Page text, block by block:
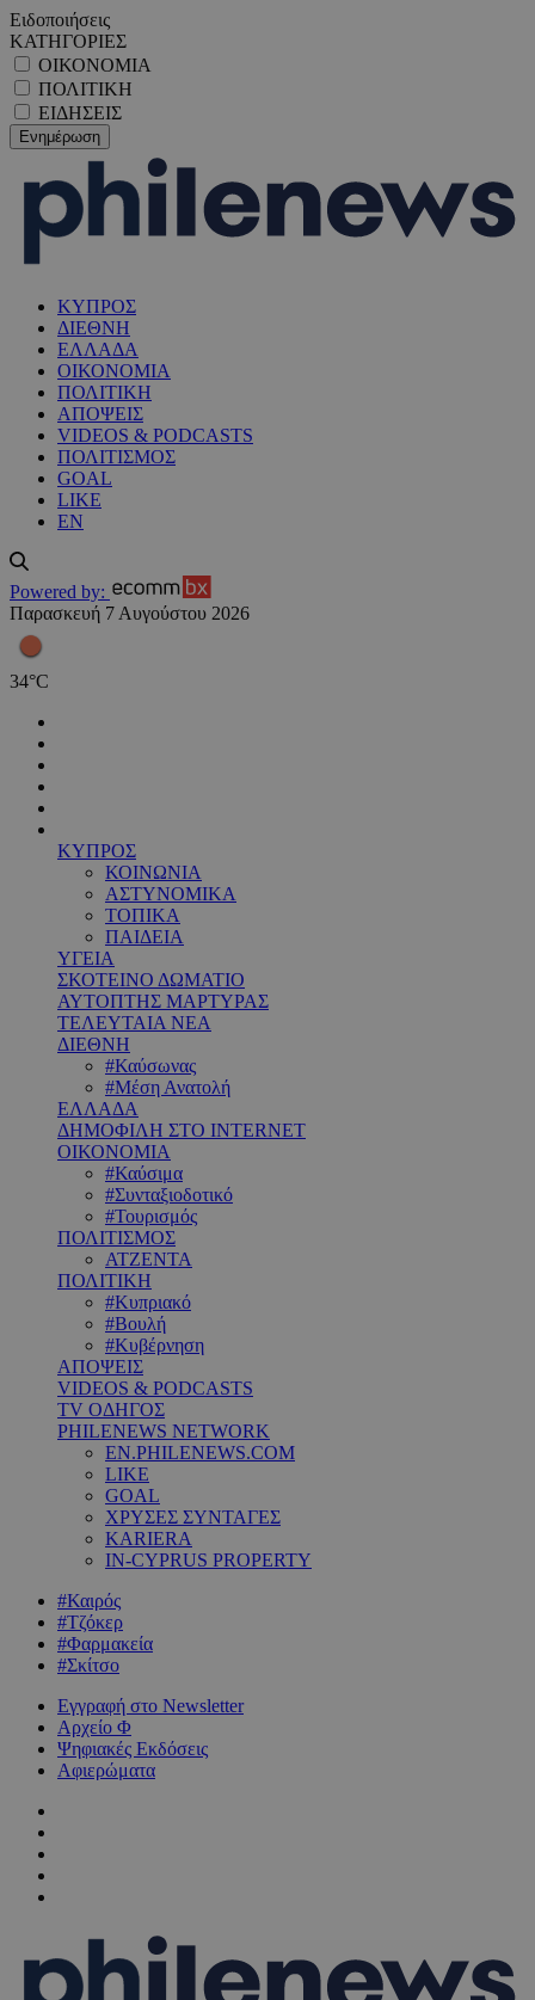
Ειδοποιήσεις
ΚΑΤΗΓΟΡΙΕΣ
ΟΙΚΟΝΟΜΙΑ
ΠΟΛΙΤΙΚΗ
ΕΙΔΗΣΕΙΣ
ΚΥΠΡΟΣ
ΔΙΕΘΝΗ
ΕΛΛΑΔΑ
ΟΙΚΟΝΟΜΙΑ
ΠΟΛΙΤΙΚΗ
ΑΠΟΨΕΙΣ
VIDEOS & PODCASTS
ΠΟΛΙΤΙΣΜΟΣ
GOAL
LIKE
EN
Powered by:
Παρασκευή 7 Αυγούστου 2026
34°C
ΚΥΠΡΟΣ
ΚΟΙΝΩΝΙΑ
ΑΣΤΥΝΟΜΙΚΑ
ΤΟΠΙΚΑ
ΠΑΙΔΕΙΑ
ΥΓΕΙΑ
ΣΚΟΤΕΙΝΟ ΔΩΜΑΤΙΟ
ΑΥΤΟΠΤΗΣ ΜΑΡΤΥΡΑΣ
ΤΕΛΕΥΤΑΙΑ ΝΕΑ
ΔΙΕΘΝΗ
#Καύσωνας
#Μέση Ανατολή
ΕΛΛΑΔΑ
ΔΗΜΟΦΙΛΗ ΣΤΟ INTERNET
ΟΙΚΟΝΟΜΙΑ
#Καύσιμα
#Συνταξιοδοτικό
#Τουρισμός
ΠΟΛΙΤΙΣΜΟΣ
ΑΤΖΕΝΤΑ
ΠΟΛΙΤΙΚΗ
#Κυπριακό
#Βουλή
#Κυβέρνηση
ΑΠΟΨΕΙΣ
VIDEOS & PODCASTS
TV ΟΔΗΓΟΣ
PHILENEWS NETWORK
EN.PHILENEWS.COM
LIKE
GOAL
ΧΡΥΣΕΣ ΣΥΝΤΑΓΕΣ
KARIERA
IN-CYPRUS PROPERTY
#Καιρός
#Τζόκερ
#Φαρμακεία
#Σκίτσο
Εγγραφή στο Newsletter
Αρχείο Φ
Ψηφιακές Εκδόσεις
Αφιερώματα